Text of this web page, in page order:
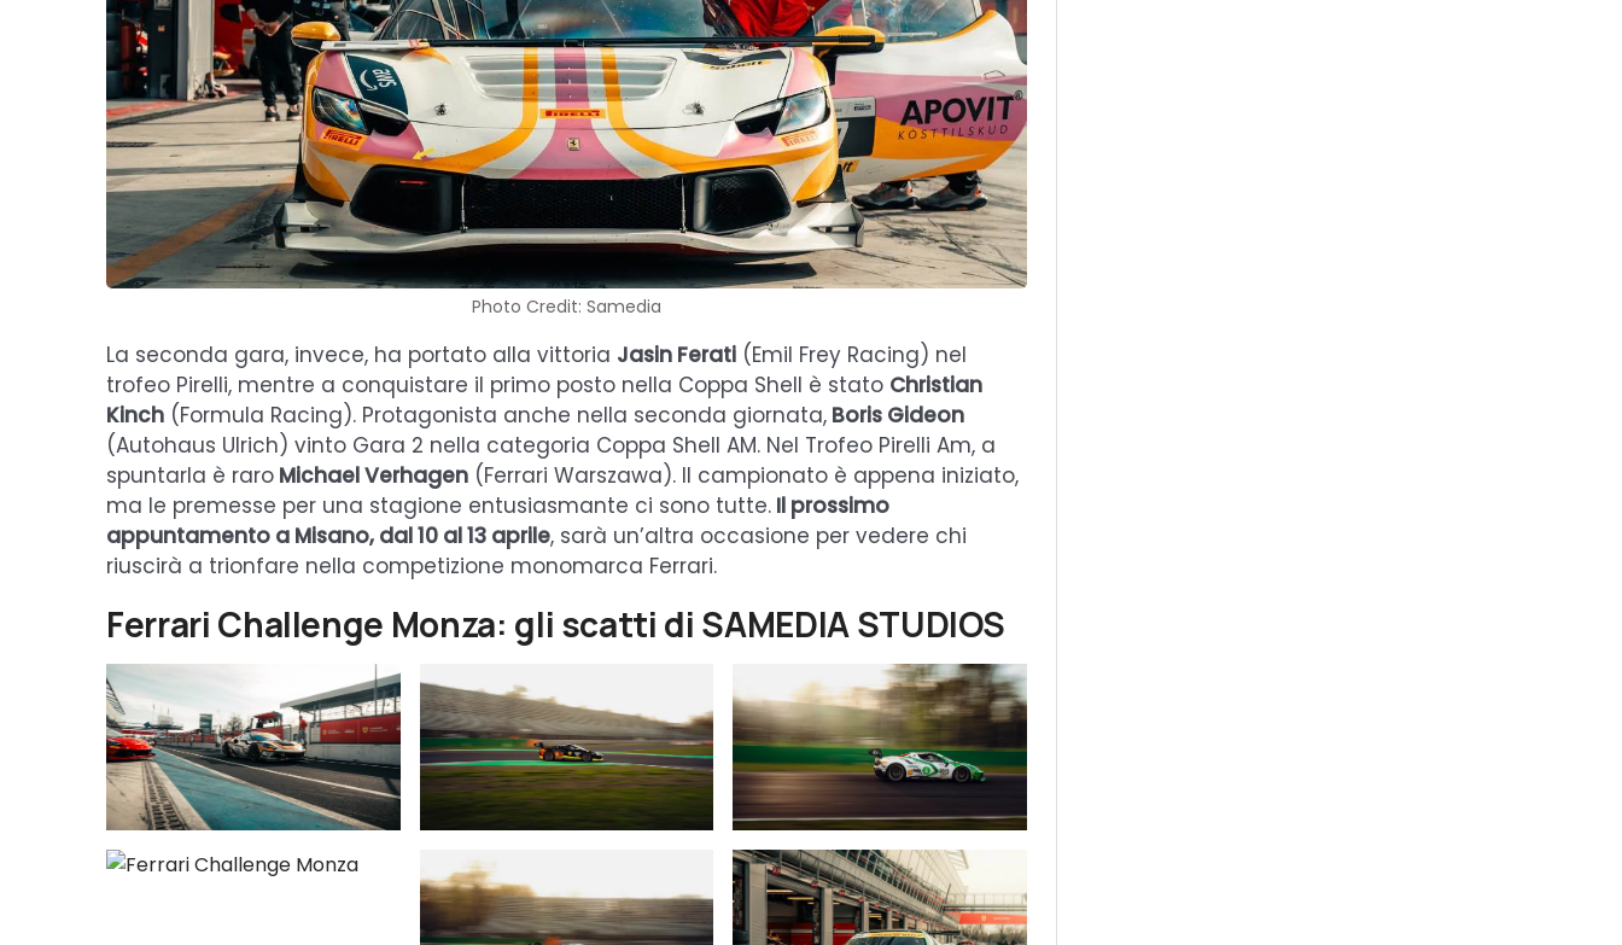
Photo Credit: Samedia
La seconda gara, invece, ha portato alla vittoria Jasin Ferati (Emil Frey Racing) nel
trofeo Pirelli, mentre a conquistare il primo posto nella Coppa Shell è stato Christian
Kinch (Formula Racing). Protagonista anche nella seconda giornata, Boris Gideon
(Autohaus Ulrich) vinto Gara 2 nella categoria Coppa Shell AM. Nel Trofeo Pirelli Am, a
spuntarla è raro Michael Verhagen (Ferrari Warszawa). Il campionato è appena iniziato,
ma le premesse per una stagione entusiasmante ci sono tutte. Il prossimo
appuntamento a Misano, dal 10 al 13 aprile, sarà un’altra occasione per vedere chi
riuscirà a trionfare nella competizione monomarca Ferrari.
Ferrari Challenge Monza: gli scatti di SAMEDIA STUDIOS